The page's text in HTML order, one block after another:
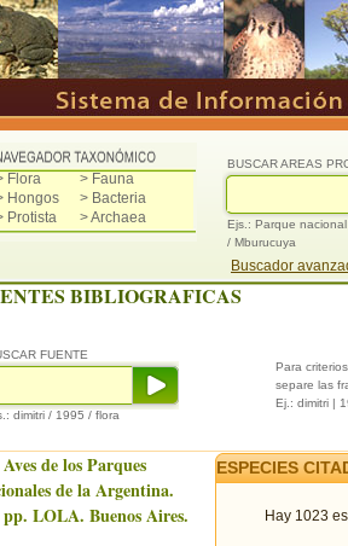
Flora
> Fauna
Hongos
> Bacteria
Protista
> Archaea
BUSCAR AREAS
Ejs.: Parque
/ Mburucuya
Buscador
BIBLIOGRAFICAS
FUENTE
dimitri / 1995 / flora
Para
separe las
Ej.: dimitri |
de los Parques
de la Argentina.
pp. LOLA. Buenos Aires.
ESPECIES
Hay 1023